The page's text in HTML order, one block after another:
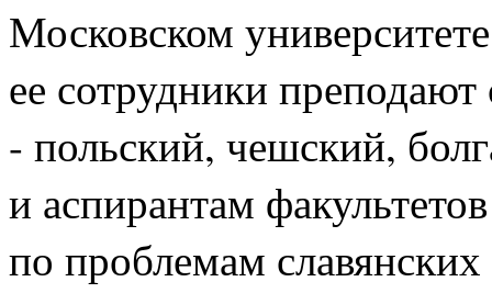
Московском
ее сотрудники
- польский, чешский,
и аспирантам
по проблемам